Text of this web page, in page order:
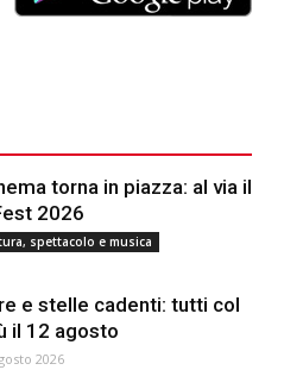
torna in piazza: al via il
2026
spettacolo e musica
e stelle cadenti: tutti col
il 12 agosto
2026